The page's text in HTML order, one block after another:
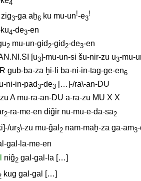
4
zig3-ga aḫ6 ku mu-un!-e3
!
4-de3-en
2 mu-un-gid 2-gid 2-de3-en
[u3]-mu-un-si šu-nir-zu u3-mu-
gub-ba-za ḫi-li ba-ni-in-tag-ge-en6
ni-in-pad3-de3 […]-/ra\-an-DU
A mu-ra-an-DU a-ra-zu MU X X
2-ra-me-en diĝir nu-mu-e-da-sa2
ur3\-zu mu-ĝal 2 nam-maḫ-za ga-am3
gal-la-me-en
niĝ2 gal-gal-la […]
kug gal-gal […]